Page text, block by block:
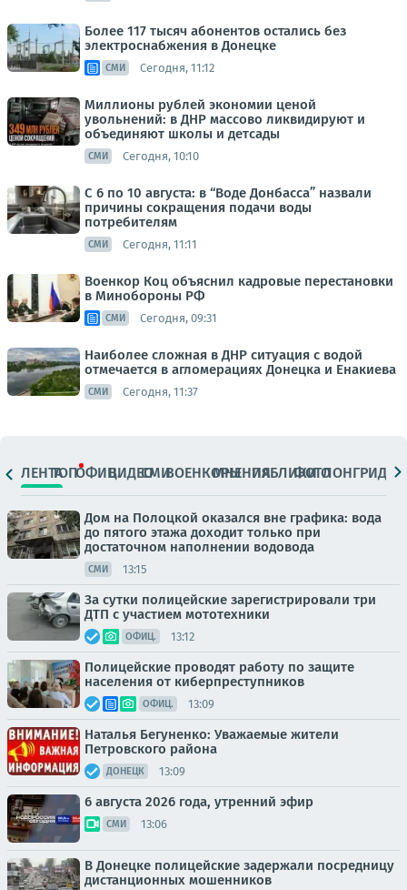
Более 117 тысяч абонентов остались без
электроснабжения в Донецке
СМИ Сегодня, 11:12
Миллионы рублей экономии ценой
увольнений: в ДНР массово ликвидируют и
объединяют школы и детсады
СМИ Сегодня, 10:10
С 6 по 10 августа: в “Воде Донбасса” назвали
причины сокращения подачи воды
потребителям
СМИ Сегодня, 11:11
Военкор Коц объяснил кадровые перестановки
в Минобороны РФ
СМИ Сегодня, 09:31
Наиболее сложная в ДНР ситуация с водой
отмечается в агломерациях Донецка и Енакиева
СМИ Сегодня, 11:37
ЛЕНТАТОПОФИЦ.ВИДЕОСМИВОЕНКОРЫМНЕНИЯПАБЛИКИ
ФОТОЛОНГРИДЫ
Дом на Полоцкой оказался вне графика: вода
до пятого этажа доходит только при
достаточном наполнении водовода
СМИ 13:15
За сутки полицейские зарегистрировали три
ДТП с участием мототехники
ОФИЦ. 13:12
Полицейские проводят работу по защите
населения от киберпреступников
ОФИЦ. 13:09
Наталья Бегуненко: Уважаемые жители
Петровского района
ДОНЕЦК 13:09
6 августа 2026 года, утренний эфир
СМИ 13:06
В Донецке полицейские задержали посредницу
дистанционных мошенников